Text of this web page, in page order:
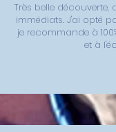
Très belle découverte,
immédiats. J'ai opté
je recommande à
et à